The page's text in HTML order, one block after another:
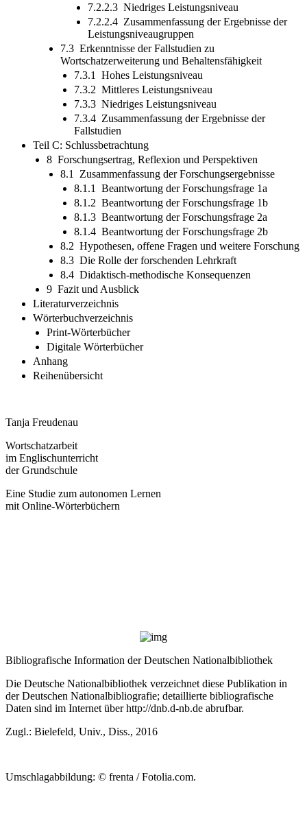
7.2.2.3 Niedriges Leistungsniveau
7.2.2.4 Zusammenfassung der Ergebnisse der
Leistungsniveaugruppen
7.3 Erkenntnisse der Fallstudien zu
Wortschatzerweiterung und Behaltensfähigkeit
7.3.1 Hohes Leistungsniveau
7.3.2 Mittleres Leistungsniveau
7.3.3 Niedriges Leistungsniveau
7.3.4 Zusammenfassung der Ergebnisse der
Fallstudien
Teil C: Schlussbetrachtung
8 Forschungsertrag, Reflexion und Perspektiven
8.1 Zusammenfassung der Forschungsergebnisse
8.1.1 Beantwortung der Forschungsfrage 1a
8.1.2 Beantwortung der Forschungsfrage 1b
8.1.3 Beantwortung der Forschungsfrage 2a
8.1.4 Beantwortung der Forschungsfrage 2b
8.2 Hypothesen, offene Fragen und weitere Forschung
8.3 Die Rolle der forschenden Lehrkraft
8.4 Didaktisch-methodische Konsequenzen
9 Fazit und Ausblick
Literaturverzeichnis
Wörterbuchverzeichnis
Print-Wörterbücher
Digitale Wörterbücher
Anhang
Reihenübersicht
Tanja Freudenau
Wortschatzarbeit
im Englischunterricht
der Grundschule
Eine Studie zum autonomen Lernen
mit Online-Wörterbüchern
Bibliografische Information der Deutschen Nationalbibliothek
Die Deutsche Nationalbibliothek verzeichnet diese Publikation in
der Deutschen Nationalbibliografie; detaillierte bibliografische
Daten sind im Internet überhttp://dnb.d-nb.de abrufbar.
Zugl.: Bielefeld, Univ., Diss., 2016
Umschlagabbildung: © frenta / Fotolia.com.